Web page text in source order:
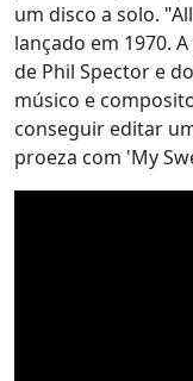
um disco a solo.
lançado em 1970.
de Phil Spector e
músico e
conseguir editar
proeza com 'My